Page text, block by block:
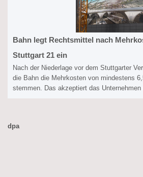
Bahn legt Rechtsmittel nach
Stuttgart 21 ein
Nach der Niederlage vor dem Stuttgarter
die Bahn die Mehrkosten von mindestens
stemmen. Das akzeptiert das Unternehmen
dpa